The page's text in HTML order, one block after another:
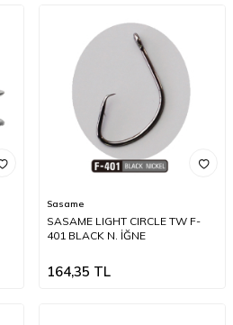
Sasame
SASAME LIGHT CIRCLE TW F-
401 BLACK N. İĞNE
164,35 TL